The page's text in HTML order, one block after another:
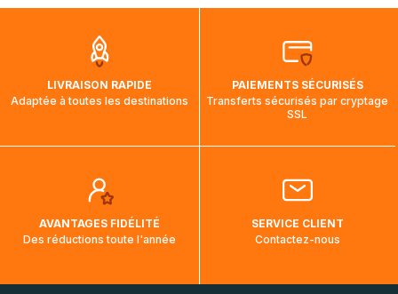
aura touché terre.
LIVRAISON RAPIDE
Adaptée à toutes les destinations
PAIEMENTS SÉCURISÉS
Transferts sécurisés par cryptage
SSL
AVANTAGES FIDÉLITÉ
Des réductions toute l'année
SERVICE CLIENT
Contactez-nous